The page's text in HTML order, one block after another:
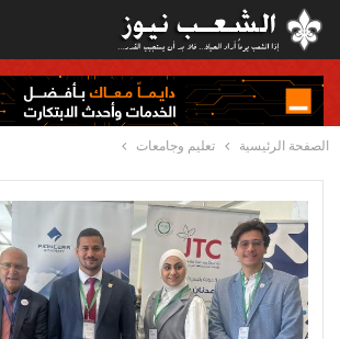
الصفحة الرئيسية تعليم وجامعات